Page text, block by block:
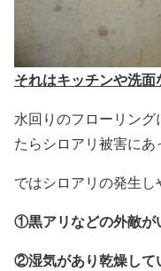
それはキッチンや洗面
水回りのフローリン
たらシロアリ被害にあ
ではシロアリの発生し
①黒アリなどの外敵が
②湿気があり乾燥して